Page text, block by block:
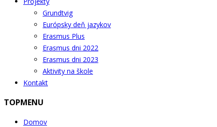
Grundtvig
Európsky deň jazykov
Erasmus Plus
Erasmus dni 2022
Erasmus dni 2023
Aktivity na škole
Kontakt
TOPMENU
Domov